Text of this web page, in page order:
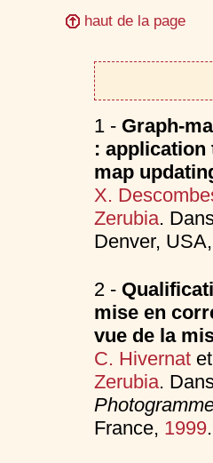
haut de la page
1 - Graph-
: application
map
X.
Zerubia.
Denver,
2 -
mise en
vue de la
C. Hivernat
Zerubia.
France, 1999.